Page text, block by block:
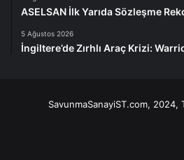
ASELSAN İlk Yarıda Sözleşme
5 Ağustos 2026
İngiltere’de Zırhlı Araç Krizi:
SavunmaSanayiST.com, 2024,